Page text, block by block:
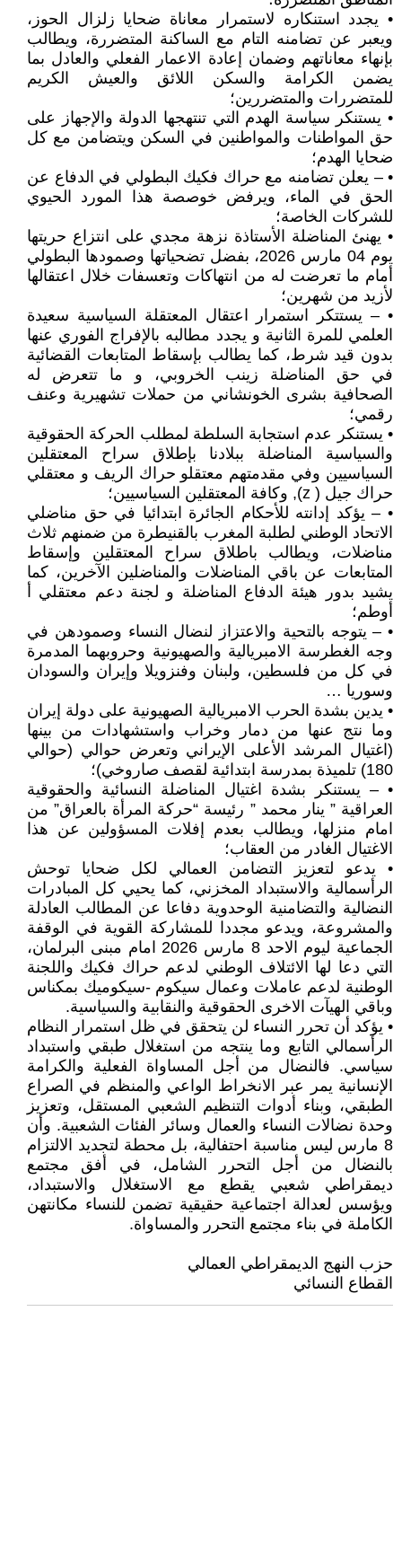
• يجدد استنكاره لاستمرار معاناة ضحايا زلزال الحوز،
ويعبر عن تضامنه التام مع الساكنة المتضررة، ويطالب
بإنهاء معاناتهم وضمان إعادة الاعمار الفعلي والعادل بما
يضمن الكرامة والسكن اللائق والعيش الكريم
للمتضررات والمتضررين؛
• يستنكر سياسة الهدم التي تنتهجها الدولة والإجهاز على
حق المواطنات والمواطنين في السكن ويتضامن مع كل
ضحايا الهدم؛
• – يعلن تضامنه مع حراك فكيك البطولي في الدفاع عن
الحق في الماء، ويرفض خوصصة هذا المورد الحيوي
للشركات الخاصة؛
• يهنئ المناضلة الأستاذة نزهة مجدي على انتزاع حريتها
يوم 04 مارس 2026، بفضل تضحياتها وصمودها البطولي
أمام ما تعرضت له من انتهاكات وتعسفات خلال اعتقالها
لأزيد من شهرين؛
• – يستتكر استمرار اعتقال المعتقلة السياسية سعيدة
العلمي للمرة الثانية و يجدد مطالبه بالإفراج الفوري عنها
بدون قيد شرط، كما يطالب بإسقاط المتابعات القضائية
في حق المناضلة زينب الخروبي، و ما تتعرض له
الصحافية بشرى الخونشاني من حملات تشهيرية وعنف
رقمي؛
• يستنكر عدم استجابة السلطة لمطلب الحركة الحقوقية
والسياسية المناضلة ببلادنا بإطلاق سراح المعتقلين
السياسيين وفي مقدمتهم معتقلو حراك الريف و معتقلي
حراك جيل ( z), وكافة المعتقلين السياسيين؛
• – يؤكد إدانته للأحكام الجائرة ابتدائيا في حق مناضلي
الاتحاد الوطني لطلبة المغرب بالقنيطرة من ضمنهم ثلاث
مناضلات، ويطالب باطلاق سراح المعتقلين وإسقاط
المتابعات عن باقي المناضلات والمناضلين الآخرين، كما
يشيد بدور هيئة الدفاع المناضلة و لجنة دعم معتقلي أ
أوطم؛
• – يتوجه بالتحية والاعتزاز لنضال النساء وصمودهن في
وجه الغطرسة الامبريالية والصهيونية وحروبهما المدمرة
في كل من فلسطين، ولبنان وفنزويلا وإيران والسودان
وسوريا …
• يدين بشدة الحرب الامبريالية الصهيونية على دولة إيران
وما نتج عنها من دمار وخراب واستشهادات من بينها
(اغتيال المرشد الأعلى الإيراني وتعرض حوالي (حوالي
180) تلميذة بمدرسة ابتدائية لقصف صاروخي)؛
• – يستنكر بشدة اغتيال المناضلة النسائية والحقوقية
العراقية ” ينار محمد ” رئيسة “حركة المرأة بالعراق” من
امام منزلها، ويطالب بعدم إفلات المسؤولين عن هذا
الاغتيال الغادر من العقاب؛
• يدعو لتعزيز التضامن العمالي لكل ضحايا توحش
الرأسمالية والاستبداد المخزني، كما يحيي كل المبادرات
النضالية والتضامنية الوحدوية دفاعا عن المطالب العادلة
والمشروعة، ويدعو مجددا للمشاركة القوية في الوقفة
الجماعية ليوم الاحد 8 مارس 2026 امام مبنى البرلمان،
التي دعا لها الائتلاف الوطني لدعم حراك فكيك واللجنة
الوطنية لدعم عاملات وعمال سيكوم -سيكوميك بمكناس
وباقي الهيآت الاخرى الحقوقية والنقابية والسياسية.
• يؤكد أن تحرر النساء لن يتحقق في ظل استمرار النظام
الرأسمالي التابع وما ينتجه من استغلال طبقي واستبداد
سياسي. فالنضال من أجل المساواة الفعلية والكرامة
الإنسانية يمر عبر الانخراط الواعي والمنظم في الصراع
الطبقي، وبناء أدوات التنظيم الشعبي المستقل، وتعزيز
وحدة نضالات النساء والعمال وسائر الفئات الشعبية. وأن
8 مارس ليس مناسبة احتفالية، بل محطة لتجديد الالتزام
بالنضال من أجل التحرر الشامل، في أفق مجتمع
ديمقراطي شعبي يقطع مع الاستغلال والاستبداد،
ويؤسس لعدالة اجتماعية حقيقية تضمن للنساء مكانتهن
الكاملة في بناء مجتمع التحرر والمساواة.
حزب النهج الديمقراطي العمالي
القطاع النسائي